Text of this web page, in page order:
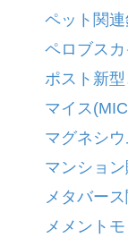
ペット関
ペロブス
ポスト新
マイス
マグネシ
マンショ
メタバー
メメントモ